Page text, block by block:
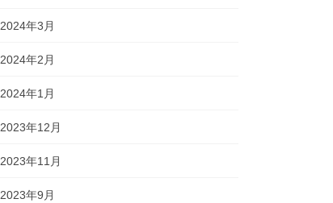
2024年3月
2024年2月
2024年1月
2023年12月
2023年11月
2023年9月